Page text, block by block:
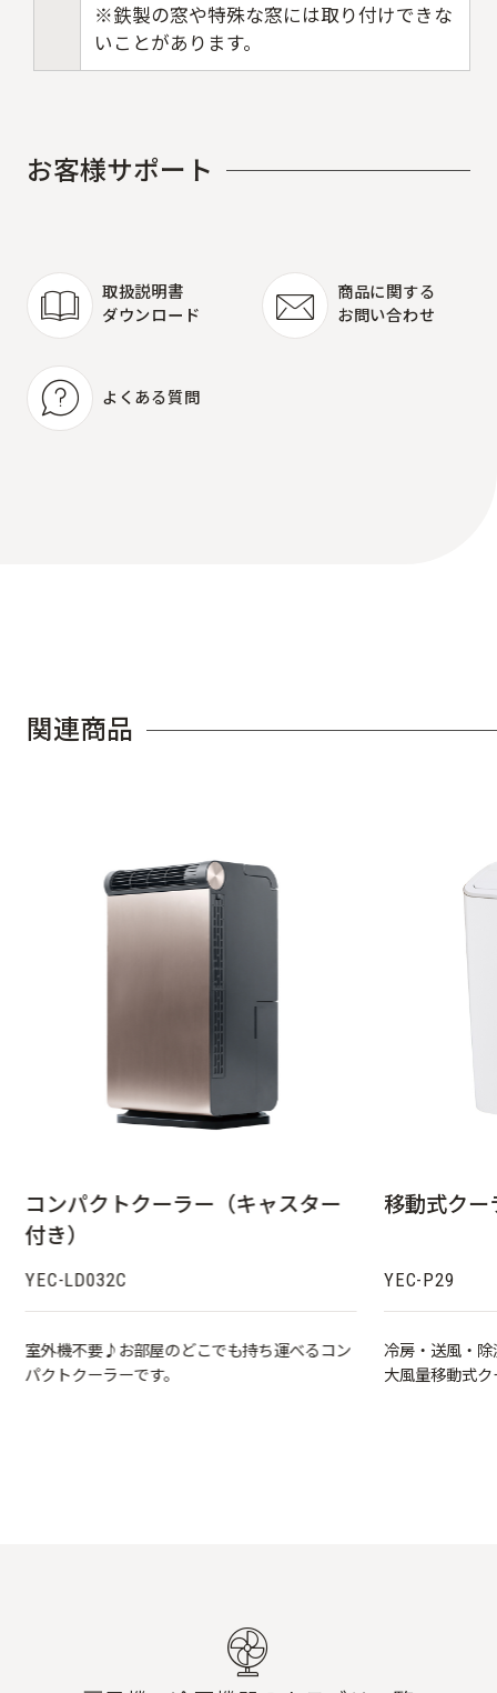
※鉄製の窓や特殊な窓には取り付けできな
いことがあります。
お客様サポー ト
取扱説明書
ダウンロード
商品に関する
お問い合わせ
よくある質問
関連商品
コンパクトクーラー（キャスター
付き）
YEC-LD032C
室外機不要♪お部屋のどこでも持ち運べるコン
パクトクーラーです。
移動式クー
YEC-P29
冷房・送風・
大風量移動式ク